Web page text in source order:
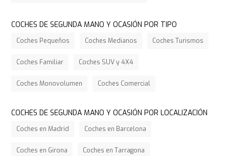
COCHES DE SEGUNDA MANO Y OCASIÓN POR TIPO
Coches Pequeños Coches Medianos Coches Turismos
Coches Familiar Coches SUV y 4X4
Coches Monovolumen Coches Comercial
COCHES DE SEGUNDA MANO Y OCASIÓN POR LOCALIZACIÓN
Coches en Madrid Coches en Barcelona
Coches en Girona Coches en Tarragona